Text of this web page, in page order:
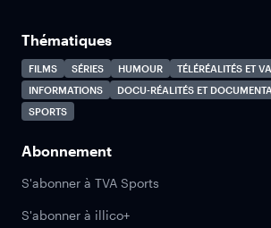
Thématiques
FILMS SÉRIES HUMOUR
TÉLÉRÉALITÉS ET
INFORMATIONS
DOCU-RÉALITÉS ET
SPORTS
Abonnement
S'abonner à TVA Sports
S'abonner à illico+